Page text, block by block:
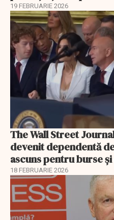
19 FEBRUARIE 2026
The Wall Street
devenit dependentă
ascuns pentru burse
18 FEBRUARIE 2026
EXCLUSIV